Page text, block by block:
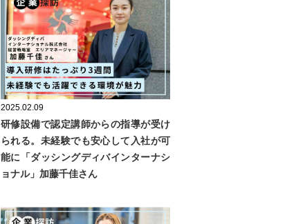
2025.02.09
研修設備で認定講師からの指導が受け
られる。未経験でも安心して入社が可
能に「ダッシングディバインターナシ
ョナル」加藤千佳さん